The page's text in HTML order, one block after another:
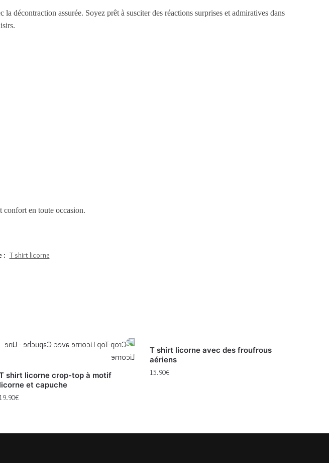
décontraction assurée. Soyez prêt à susciter des réactions surprises et admiratives dans
confort en toute occasion.
: T shirt licorne
shirt licorne crop-top à motif
licorne et capuche
19.90€
T shirt licorne avec des froufrous
aériens
15.90€